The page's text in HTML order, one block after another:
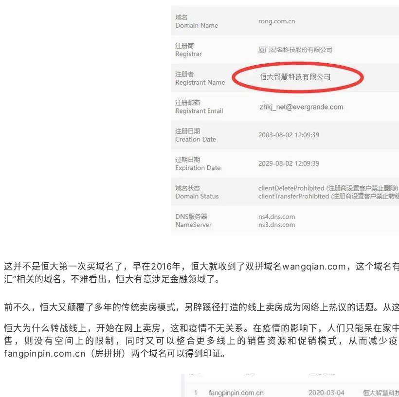
这并不是恒大第一次买域名了，早在2016年，恒大就收到了双拼域名wangqian.com，这个域名
汇”相关的域名，不难看出，恒大有意涉足金融领域了。
前不久，恒大又颠覆了多年的传统卖房模式，另辟蹊径打造的线上卖房成为网络上热议的话题。从
恒大为什么转战线上，开始在网上卖房，这和疫情不无关系。在疫情的影响下，人们只能呆在
售，则没有空间上的限制，同时又可以整合更多线上的销售资源和促销模式，从而减少
fangpinpin.com.cn（房拼拼）两个域名可以得到印证。